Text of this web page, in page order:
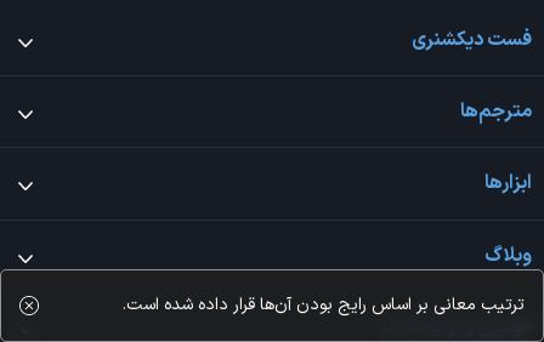
فست دیکشنری
مترجم‌ها
ابزارها
وبلاگ
ترتیب معانی بر اساس رایج بودن آن‌ها قرار داده شده است.